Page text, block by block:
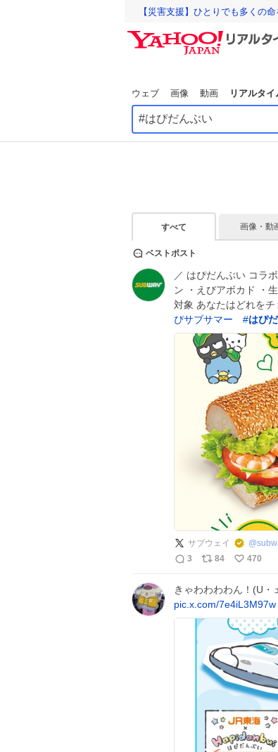
【災害支援】ひとりでも多くの
ウェブ 画像 動画 リアルタイ
すべて 画像・動
ベストポスト
／ はぴだんぶい コラ
ン ・えびアボカド ・
対象 あなたはどれを
ぴサブサマー
#はぴ
サブウェイ @
3
84 470
きゃわわわわん！(U・
pic.x.com/7e4iL3M97w